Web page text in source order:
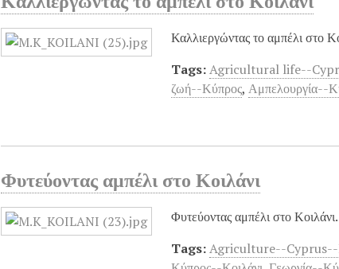
Καλλιεργώντας το αμπέλι στο
Tags: Agricultural life--
ζωή--Κύπρος,Αμπελουργία--
Φυτεύοντας αμπέλι στο Κοιλάνι
Φυτεύοντας αμπέλι στο Κοιλάνι.
Tags: Agriculture--